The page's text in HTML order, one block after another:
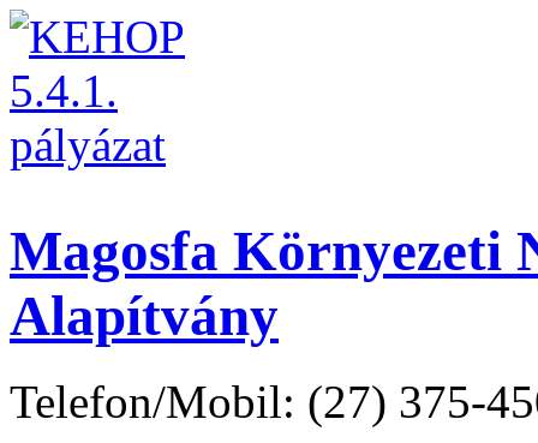
Magosfa Környezeti
Alapítvány
Telefon/Mobil: (27) 375-